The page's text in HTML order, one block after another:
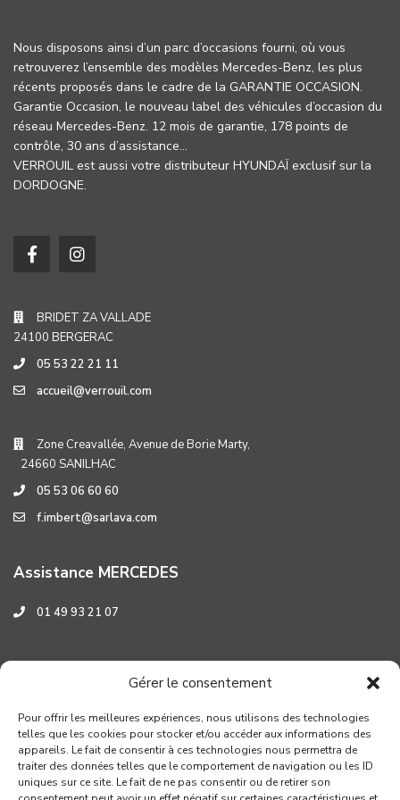
Gérer le consentement
Pour offrir les meilleures expériences, nous utilisons des technologies
telles que les cookies pour stocker et/ou accéder aux informations des
appareils. Le fait de consentir à ces technologies nous permettra de
traiter des données telles que le comportement de navigation ou les ID
uniques sur ce site. Le fait de ne pas consentir ou de retirer son
Nous disposons ainsi d’un parc d’occasions fourni, où vous
retrouverez l’ensemble des modèles Mercedes-Benz, les plus
récents proposés dans le cadre de la GARANTIE OCCASION.
Garantie Occasion, le nouveau label des véhicules d’occasion du
réseau Mercedes-Benz. 12 mois de garantie, 178 points de
contrôle, 30 ans d’assistance…
VERROUIL est aussi votre distributeur HYUNDAÏ exclusif sur la
DORDOGNE.
BRIDET ZA VALLADE
24100 BERGERAC
05 53 22 21 11
accueil@verrouil.com
Zone Creavallée, Avenue de Borie Marty,
24660 SANILHAC
05 53 06 60 60
f.imbert@sarlava.com
Assistance MERCEDES
01 49 93 21 07
Assistance HYUNDAI